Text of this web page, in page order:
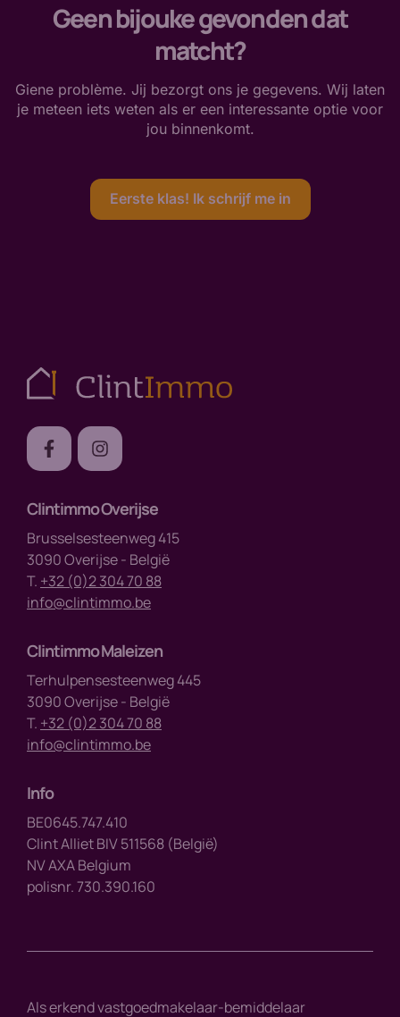
Geen bijouke gevonden dat
matcht?
Giene problème. Jij bezorgt ons je gegevens. Wij laten
je meteen iets weten als er een interessante optie voor
jou binnenkomt.
Eerste klas! Ik schrijf me in
Clintimmo Overijse
Brusselsesteenweg 415
3090 Overijse - België
T. +32 (0)2 304 70 88
info@clintimmo.be
Info
BE0645.747.410
Clint Alliet BIV 511568 (België)
NV AXA Belgium
polisnr. 730.390.160
Clintimmo Maleizen
Terhulpensesteenweg 445
3090 Overijse - België
T. +32 (0)2 304 70 88
info@clintimmo.be
Als erkend vastgoedmakelaar-bemiddelaar